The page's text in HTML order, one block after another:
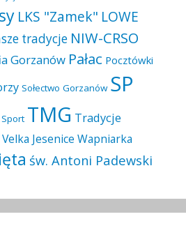
LKS "Zamek" LOWE
tradycje NIW-CRSO
Gorzanów Pałac Pocztówki
Sołectwo Gorzanów SP
Sport TMG Tradycje
Velka Jesenice Wapniarka
św. Antoni Padewski